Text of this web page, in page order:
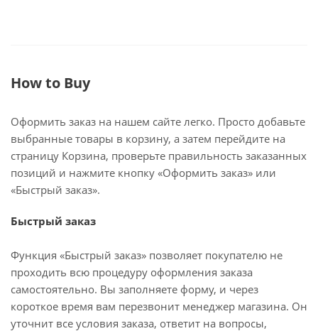
How to Buy
Оформить заказ на нашем сайте легко. Просто добавьте
выбранные товары в корзину, а затем перейдите на
страницу Корзина, проверьте правильность заказанных
позиций и нажмите кнопку «Оформить заказ» или
«Быстрый заказ».
Быстрый заказ
Функция «Быстрый заказ» позволяет покупателю не
проходить всю процедуру оформления заказа
самостоятельно. Вы заполняете форму, и через
короткое время вам перезвонит менеджер магазина. Он
уточнит все условия заказа, ответит на вопросы,